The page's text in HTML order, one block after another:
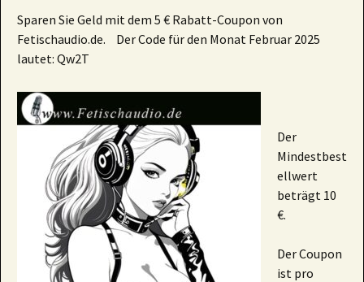
Sparen Sie Geld mit dem 5 € Rabatt-Coupon von
Fetischaudio.de. Der Code für den Monat Februar 2025
lautet: Qw2T
Der
Mindestbest
ellwert
beträgt 10
€.
Der Coupon
ist pro